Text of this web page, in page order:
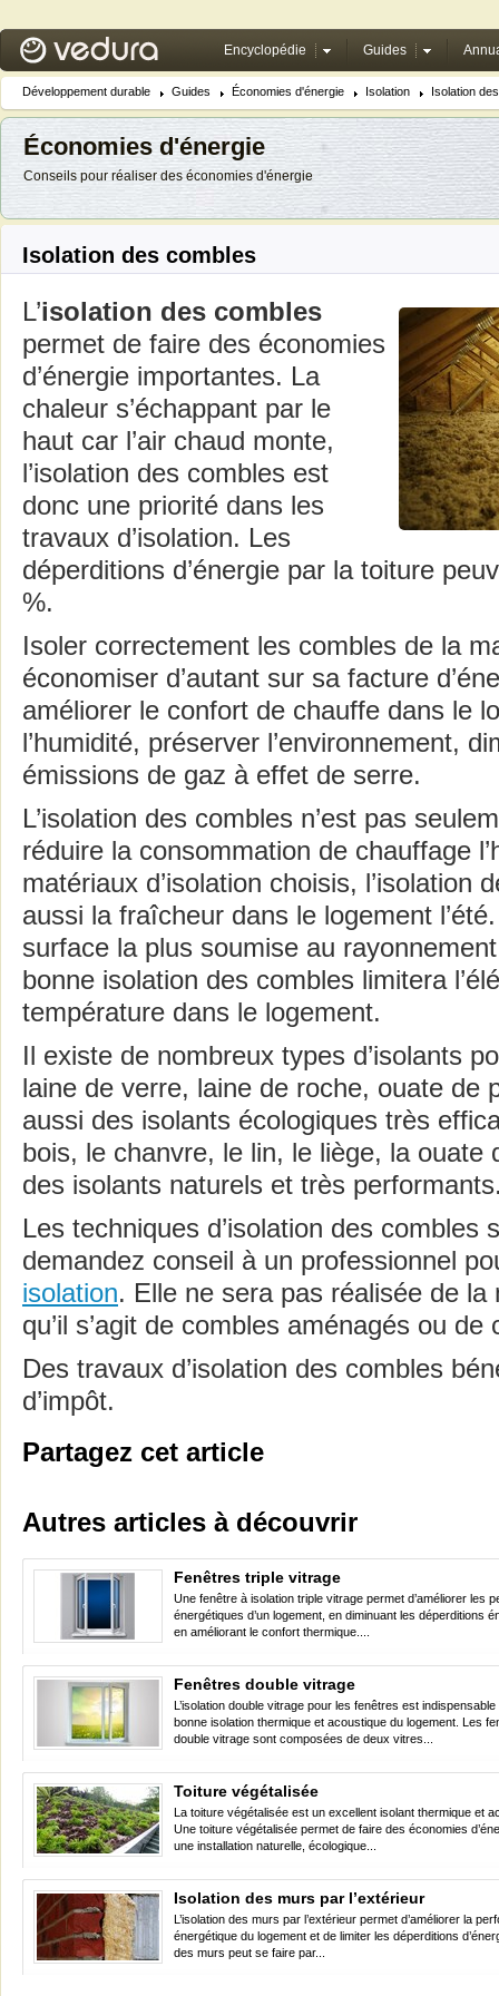
Encyclopédie Guides
Développement durable Guides Économies d'énergie Isolation Isolation
Économies d'énergie
Conseils pour réaliser des économies d'énergie
Isolation des combles
L’isolation des combles
permet de faire des économies
d’énergie importantes. La
chaleur s’échappant par le
haut car l’air chaud monte,
l’isolation des combles est
donc une priorité dans les
travaux d’isolation. Les
déperditions d’énergie par la toiture
%.
Isoler correctement les combles de la
économiser d’autant sur sa facture
améliorer le confort de chauffe dans le
l’humidité, préserver l’environnement,
émissions de gaz à effet de serre.
L’isolation des combles n’est pas
réduire la consommation de chauffage
matériaux d’isolation choisis, l’isolation
aussi la fraîcheur dans le logement
surface la plus soumise au
bonne isolation des combles limitera
température dans le logement.
Il existe de nombreux types d’isolants
laine de verre, laine de roche, ouate de
aussi des isolants écologiques très
bois, le chanvre, le lin, le liège, la ouate
des isolants naturels et très
Les techniques d’isolation des combles
demandez conseil à un professionnel
isolation. Elle ne sera pas réalisée de la
qu’il s’agit de combles aménagés ou
Des travaux d’isolation des combles
d’impôt.
Partagez cet article
Autres articles à découvrir
Fenêtres triple vitrage
Une fenêtre à isolation triple vitrage permet d’améliorer les
énergétiques d’un logement, en diminuant les déperditions
en améliorant le confort thermique....
Fenêtres double vitrage
L’isolation double vitrage pour les fenêtres est
bonne isolation thermique et acoustique du logement. Les
double vitrage sont composées de deux vitres...
Toiture végétalisée
La toiture végétalisée est un excellent isolant thermique et
Une toiture végétalisée permet de faire des économies
une installation naturelle, écologique...
Isolation des murs par l’extérieur
L’isolation des murs par l’extérieur permet d’améliorer la
énergétique du logement et de limiter les déperditions
des murs peut se faire par...